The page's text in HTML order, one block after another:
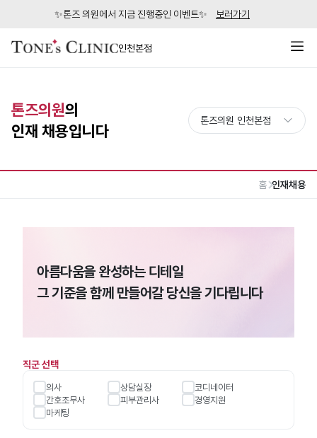
✨톤즈 의원에서 지금 진행중인 이벤트✨ 보러가기
인천본점
톤즈의원의
인재 채용입니다
홈 인재채용
아름다움을 완성하는 디테일
그 기준을 함께 만들어갈 당신을 기다립니다
직군 선택
의사 상담실장
코디네이터
간호조무사
피부관리사
경영지원
마케팅